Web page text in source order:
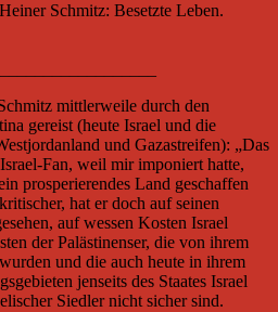
Schmitz: Besetzte Leben.
mittlerweile durch den
gereist (heute Israel und die
und Gazastreifen): „Das
Fan, weil mir imponiert hatte,
prosperierendes Land geschaffen
hat er doch auf seinen
auf wessen Kosten Israel
der Palästinenser, die von ihrem
und die auch heute in ihrem
jenseits des Staates Israel
Siedler nicht sicher sind.